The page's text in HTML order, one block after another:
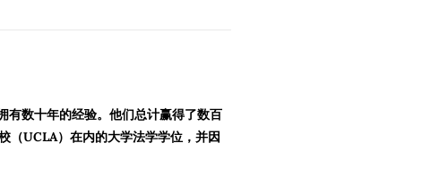
有数十年的经验。他们总计赢得了数百
（UCLA）在内的大学法学学位，并因